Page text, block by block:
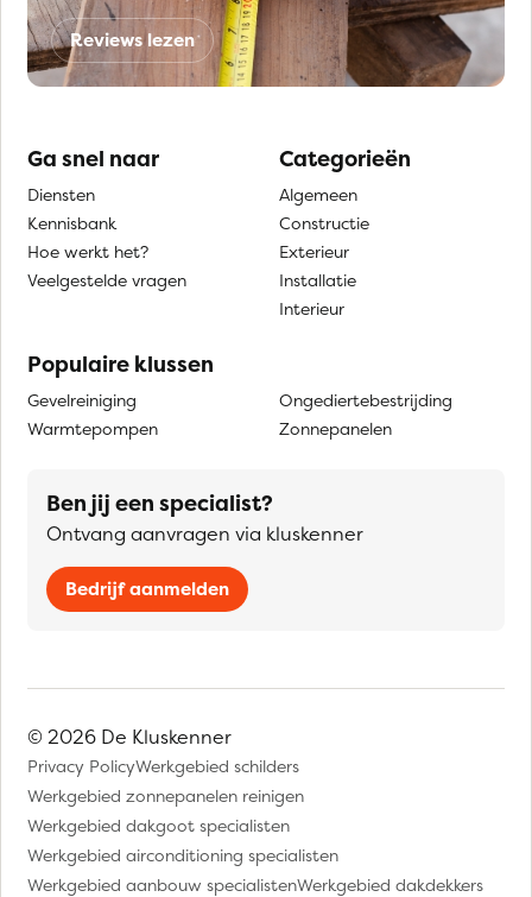
Reviews lezen
Ga snel naar
Diensten
Kennisbank
Hoe werkt het?
Veelgestelde vragen
Categorieën
Algemeen
Constructie
Exterieur
Installatie
Interieur
Populaire klussen
Gevelreiniging
Warmtepompen
Ongediertebestrijding
Zonnepanelen
Ben jij een specialist?
Ontvang aanvragen via kluskenner
Bedrijf aanmelden
© 2026 De Kluskenner
Privacy PolicyWerkgebied schilders
Werkgebied zonnepanelen reinigen
Werkgebied dakgoot specialisten
Werkgebied airconditioning specialisten
Werkgebied aanbouw specialistenWerkgebied dakdekkers